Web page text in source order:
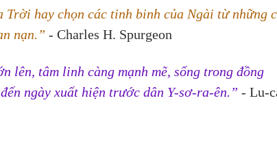
Trời hay chọn các tinh binh của Ngài từ những
nạn.” - Charles H. Spurgeon
lên, tâm linh càng mạnh mẽ, sống trong đồng
ngày xuất hiện trước dân Y-sơ-ra-ên.” - Lu-